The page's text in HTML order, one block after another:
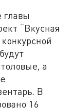
главы
“Вкусная
а
В
16